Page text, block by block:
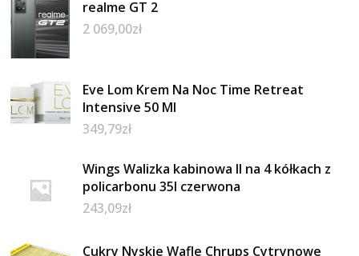
realme GT 2
2 069,00zł
Eve Lom Krem Na Noc Time Retreat
Intensive 50 Ml
349,79zł
Wings Walizka kabinowa II na 4 kółkach z
policarbonu 35l czerwona
243,09zł
Cukry Nyskie Wafle Chrups Cytrynowe